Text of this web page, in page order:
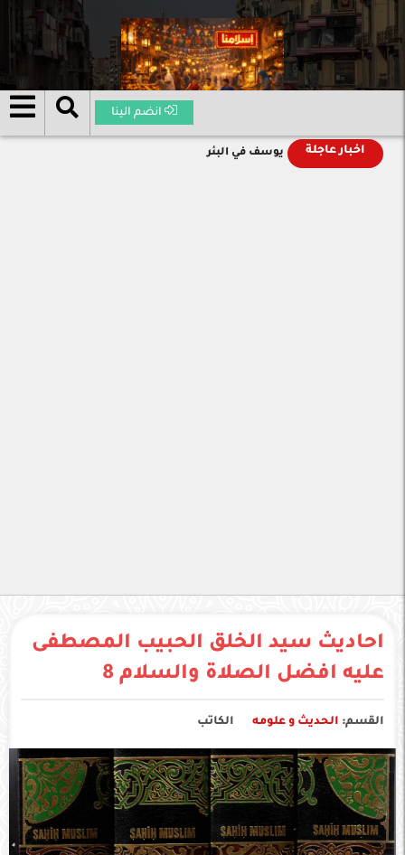
انضم الينا
اخبار عاجلة يوسف في البئر
احاديث سيد الخلق الحبيب المصطفى
عليه افضل الصلاة والسلام 8
القسم: الحديث و علومه الكاتب